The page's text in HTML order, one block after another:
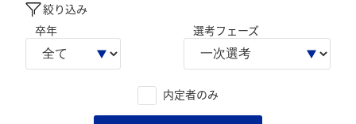
絞り込み
卒年
選考フェーズ
内定者のみ